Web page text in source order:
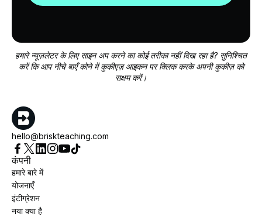
हमारे न्यूज़लेटर के लिए साइन अप करने का कोई तरीका नहीं दिख रहा है? सुनिश्चित
करें कि आप नीचे बाएँ कोने में कुकीएज़ आइकन पर क्लिक करके अपनी कुकीज़ को
सक्षम करें।
hello@briskteaching.com
कंपनी
हमारे बारे में
योजनाएँ
इंटीग्रेशन
नया क्या है